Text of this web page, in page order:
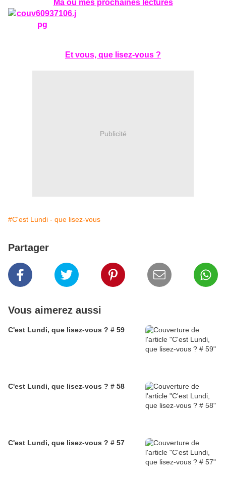
Ma ou mes prochaines lectures
Et vous, que lisez-vous ?
Publicité
#C'est Lundi - que lisez-vous
Partager
Vous aimerez aussi
C'est Lundi, que lisez-vous ? # 59
C'est Lundi, que lisez-vous ? # 58
C'est Lundi, que lisez-vous ? # 57